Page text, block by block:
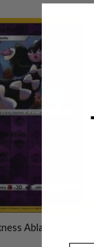
Ablaze